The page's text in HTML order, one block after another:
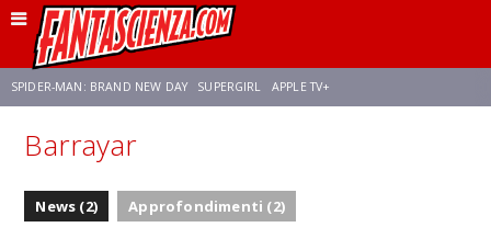
SPIDER-MAN: BRAND NEW DAY SUPERGIRL APPLE TV+
FRANCO RICCIARDIELLO
Barrayar
News (2) Approfondimenti (2)